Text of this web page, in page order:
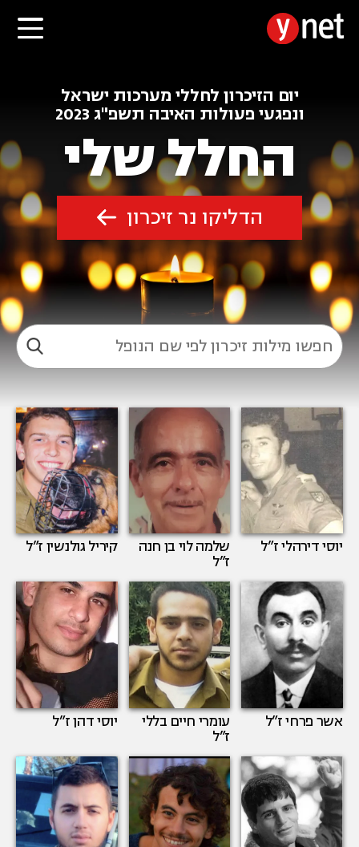
יום הזיכרון לחללי מערכות ישראל
ונפגעי פעולות האיבה תשפ"ג 2023
החלל שלי
הדליקו נר זיכרון
יוסי דירהליז”ל שלמה לוי בן חנה
ז”ל
קיריל גולנשין ז”ל
אשר פרחיז”ל עומרי חיים בללי
ז”ל
יוסי דהןז”ל